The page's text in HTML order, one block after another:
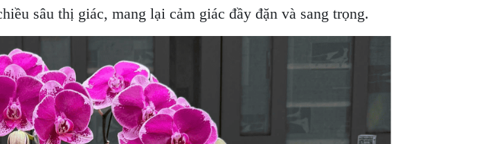
sâu thị giác, mang lại cảm giác đầy đặn và sang trọng.